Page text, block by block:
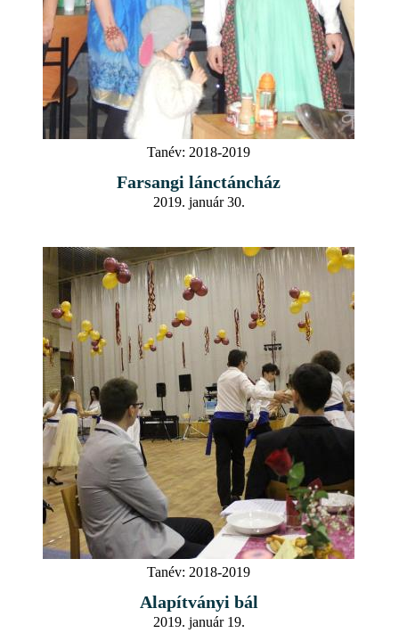
Tanév: 2018-2019
Farsangi lánctáncház
2019. január 30.
Tanév: 2018-2019
Alapítványi bál
2019. január 19.